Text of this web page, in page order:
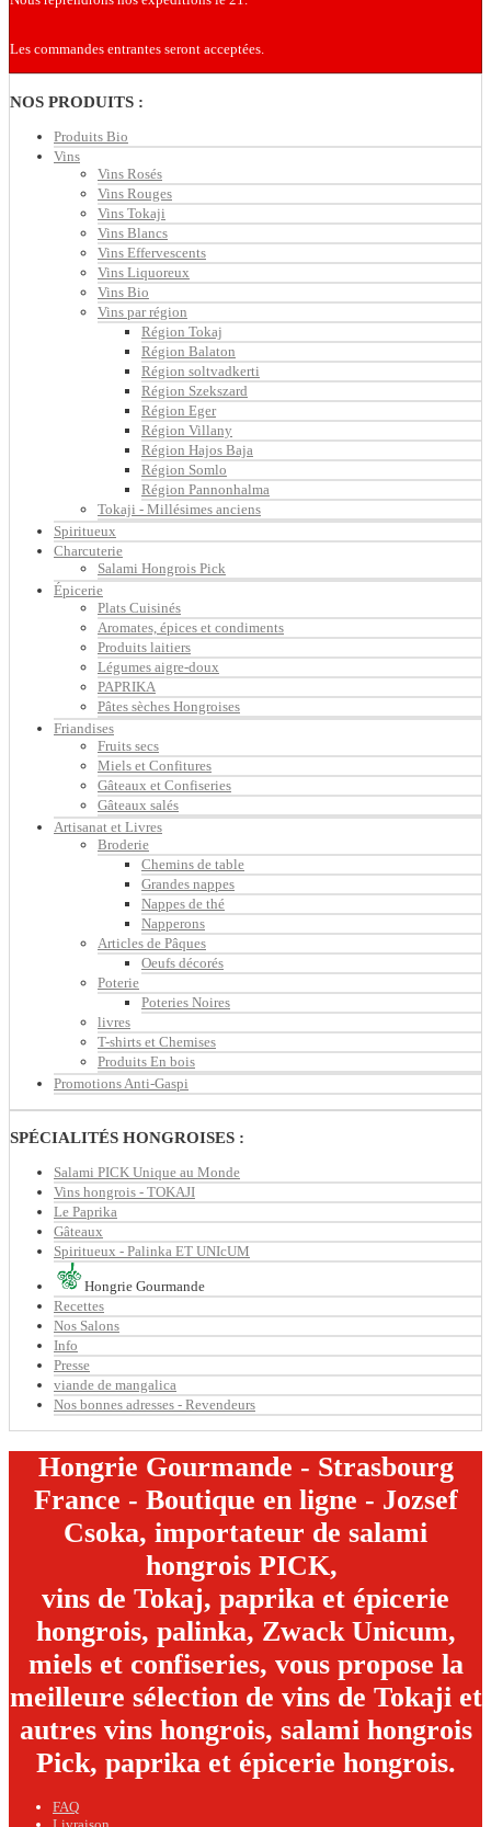
Les commandes entrantes seront acceptées.
NOS PRODUITS :
Produits Bio
Vins
Vins Rosés
Vins Rouges
Vins Tokaji
Vins Blancs
Vins Effervescents
Vins Liquoreux
Vins Bio
Vins par région
Région Tokaj
Région Balaton
Région soltvadkerti
Région Szekszard
Région Eger
Région Villany
Région Hajos Baja
Région Somlo
Région Pannonhalma
Tokaji - Millésimes anciens
Spiritueux
Charcuterie
Salami Hongrois Pick
Épicerie
Plats Cuisinés
Aromates, épices et condiments
Produits laitiers
Légumes aigre-doux
PAPRIKA
Pâtes sèches Hongroises
Friandises
Fruits secs
Miels et Confitures
Gâteaux et Confiseries
Gâteaux salés
Artisanat et Livres
Broderie
Chemins de table
Grandes nappes
Nappes de thé
Napperons
Articles de Pâques
Oeufs décorés
Poterie
Poteries Noires
livres
T-shirts et Chemises
Produits En bois
Promotions Anti-Gaspi
SPÉCIALITÉS HONGROISES :
Salami PICK Unique au Monde
Vins hongrois - TOKAJI
Le Paprika
Gâteaux
Spiritueux - Palinka ET UNIcUM
Hongrie Gourmande
Recettes
Nos Salons
Info
Presse
viande de mangalica
Nos bonnes adresses - Revendeurs
Hongrie Gourmande - Strasbourg
France - Boutique en ligne - Jozsef
Csoka, importateur de salami
hongrois PICK,
vins de Tokaj, paprika et épicerie
hongrois, palinka, Zwack Unicum,
miels et confiseries, vous propose la
meilleure sélection de vins de Tokaji et
autres vins hongrois, salami hongrois
Pick, paprika et épicerie hongrois.
FAQ